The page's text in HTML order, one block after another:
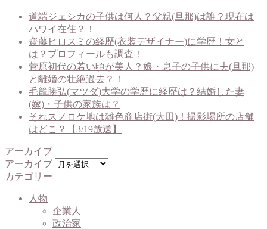
道端ジェシカの子供は何人？父親(旦那)は誰？現在は
ハワイ在住？！
齋藤ヒロスミの経歴(衣装デザイナー)に学歴！女と
は？プロフィールも調査！
菅原初代の若い頃が美人？娘・息子の子供に夫(旦那)
と離婚の壮絶過去？！
毛籠勝弘(マツダ)大学の学歴に経歴は？結婚した妻
(嫁)・子供の家族は？
それスノロケ地は雑色商店街(大田)！撮影場所の店舗
はどこ？【3/19放送】
アーカイブ
アーカイブ
カテゴリー
人物
企業人
政治家